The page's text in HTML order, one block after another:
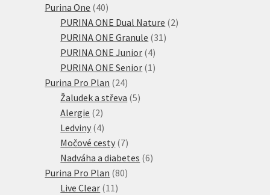
produkty
Purina One 4040
produktů
PURINA ONE Dual Nature 22
PURINA ONE Granule 31 31
PURINA ONE Junior 44
produkty
PURINA ONE Senior 1 1
Purina Pro Plan 2424
produktů
Žaludek a střeva 55
Alergie 22
produkty
Ledviny 44
produkty
Močové cesty 77
produktů
Nadváha a diabetes 66
Purina Pro Plan 8080
Live Clear 11 11